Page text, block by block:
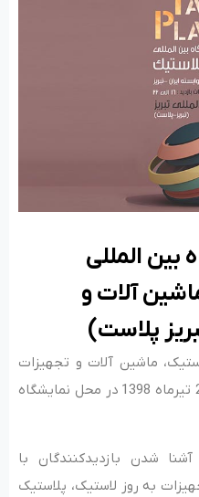
المللی
آلات و
پلاست)
ماشین آلات و تجهیزات
وابسته تبریز در تاریخ 19 لغایت 22 تیرماه 1398 در محل نمایشگاه
شدن بازدیدکنندگان با
به روز لاستیک، پلاستیک